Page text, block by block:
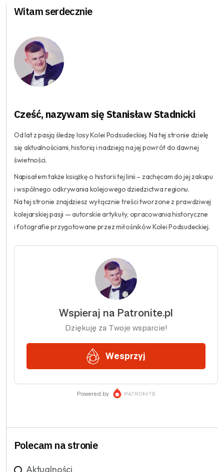
Witam serdecznie
Cześć, nazywam się Stanisław Stadnicki
Od lat z pasją śledzę losy Kolei Podsudeckiej. Na tej stronie dzielę
się aktualnościami, historią i nadzieją na jej powrót do dawnej
świetności.
Napisałem także książkę o historii tej linii – zachęcam do jej zakupu
i wspólnego odkrywania kolejowego dziedzictwa regionu.
Na tej stronie znajdziesz wyłącznie treści tworzone z prawdziwej
kolejarskiej pasji — autorskie artykuły, opracowania historyczne
i fotografie przygotowane przez miłośników Kolei Podsudeckiej.
Polecam na stronie
Aktualności